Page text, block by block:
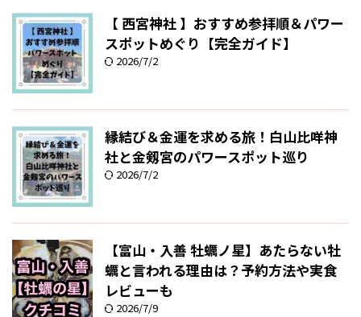
【 西宮神社 】おすすめ参拝順＆パワー
スポットめぐり【完全ガイド】
2026/7/2
縁結び＆金運を求める旅！白山比咩神
社と金剱宮のパワースポット巡り
2026/7/2
【富山・入善 牡蠣ノ星】あたらない牡
蠣と言われる理由は？予約方法や実食
レビューも
2026/7/9